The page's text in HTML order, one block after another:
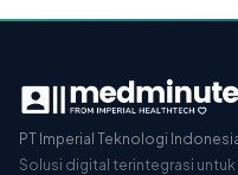
PT Imperial Teknologi
Solusi digital terintegrasi untuk